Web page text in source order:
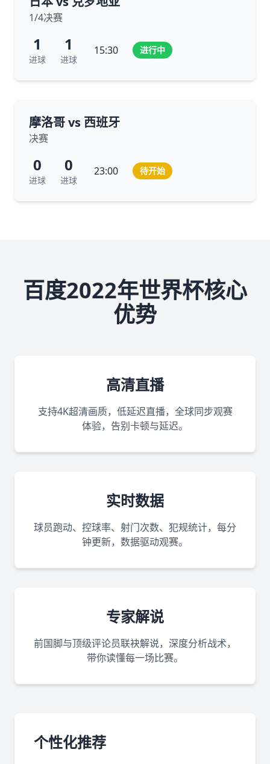
1/4决赛
1
进球
1
进球
15:30 进行中
摩洛哥 vs 西班牙
决赛
0
进球
0
进球
23:00 待开始
百度2022年世界杯核心
优势
高清直播
支持4K超清画质，低延迟直播，全球同步观赛
体验，告别卡顿与延迟。
实时数据
球员跑动、控球率、射门次数、犯规统计，每分
钟更新，数据驱动观赛。
专家解说
前国脚与顶级评论员联袂解说，深度分析战术，
带你读懂每一场比赛。
个性化推荐